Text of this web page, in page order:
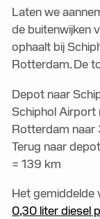
Laten we
de buitenwijken
ophaalt bij
Rotterdam. De
Depot naar
Schiphol
Rotterdam
Terug naar
= 139 km
Het gemiddelde
0,30 liter diesel